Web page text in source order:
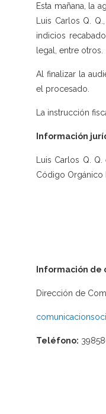
Esta mañana, la
Luis Carlos Q.
indicios
legal, entre otros.
Al finalizar la
el procesado.
La instrucción
Información
Luis Carlos Q.
Código Orgánico
Información de
Dirección de
Teléfono: